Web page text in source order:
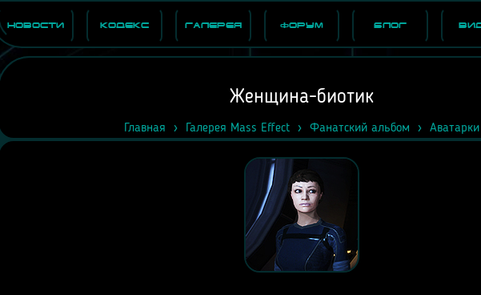
Новости Кодекс Галерея Форум Блог
Главная Галерея Mass Effect Фанатский альбом Аватарки
Женщина-биотик